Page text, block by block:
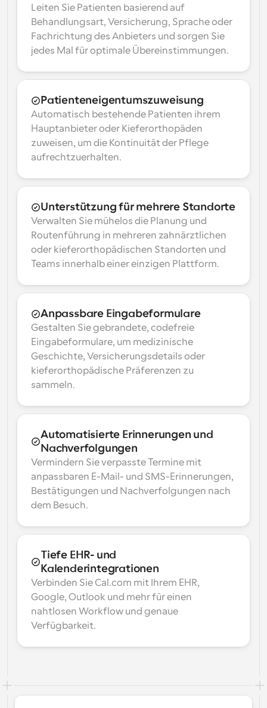
Leiten Sie Patienten basierend auf
Behandlungsart, Versicherung, Sprache oder
Fachrichtung des Anbieters und sorgen Sie
jedes Mal für optimale Übereinstimmungen.
Patienteneigentumszuweisung
Automatisch bestehende Patienten ihrem
Hauptanbieter oder Kieferorthopäden
zuweisen, um die Kontinuität der Pflege
aufrechtzuerhalten.
Unterstützung für mehrere Standorte
Verwalten Sie mühelos die Planung und
Routenführung in mehreren zahnärztlichen
oder kieferorthopädischen Standorten und
Teams innerhalb einer einzigen Plattform.
Anpassbare Eingabeformulare
Gestalten Sie gebrandete, codefreie
Eingabeformulare, um medizinische
Geschichte, Versicherungsdetails oder
kieferorthopädische Präferenzen zu
sammeln.
Automatisierte Erinnerungen und
Nachverfolgungen
Vermindern Sie verpasste Termine mit
anpassbaren E-Mail- und SMS-Erinnerungen,
Bestätigungen und Nachverfolgungen nach
dem Besuch.
Tiefe EHR- und
Kalenderintegrationen
Verbinden Sie Cal.com mit Ihrem EHR,
Google, Outlook und mehr für einen
nahtlosen Workflow und genaue
Verfügbarkeit.